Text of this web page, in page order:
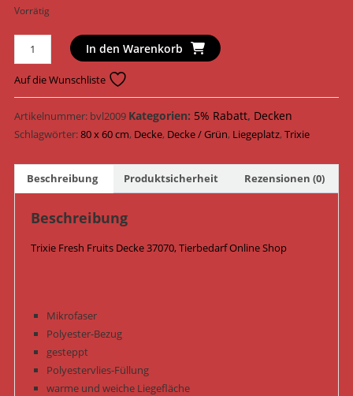
Vorrätig
Fresh
Fruits
Decke
37070
/
Menge
In den Warenkorb
Auf die Wunschliste
Artikelnummer: bvl2009 Kategorien: 5% Rabatt, Decken
Schlagwörter:80 x 60 cm, Decke, Decke / Grün, Liegeplatz,Trixie
Beschreibung Produktsicherheit Rezensionen (0)
Beschreibung
Trixie Fresh Fruits Decke 37070, Tierbedarf Online Shop
Mikrofaser
Polyester-Bezug
gesteppt
Polyestervlies-Füllung
warme und weiche Liegefläche